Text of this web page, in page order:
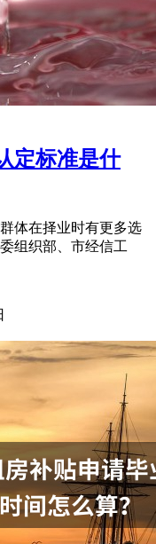
定标准是什
体在择业时有更多选
组织部、市经信工